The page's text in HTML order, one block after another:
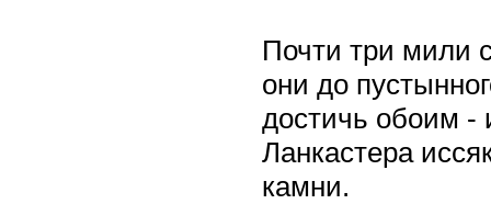
Почти три мили
они до
достичь обоим -
Ланкастера
камни.